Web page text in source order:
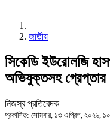
জাতীয়
সিকেডি ইউরোলজি
অভিযুক্তসহ গ্রেপ্তার
নিজস্ব প্রতিবেদক
প্রকাশিত: সোমবার, ১৩ এপ্রিল, ২০২৬,